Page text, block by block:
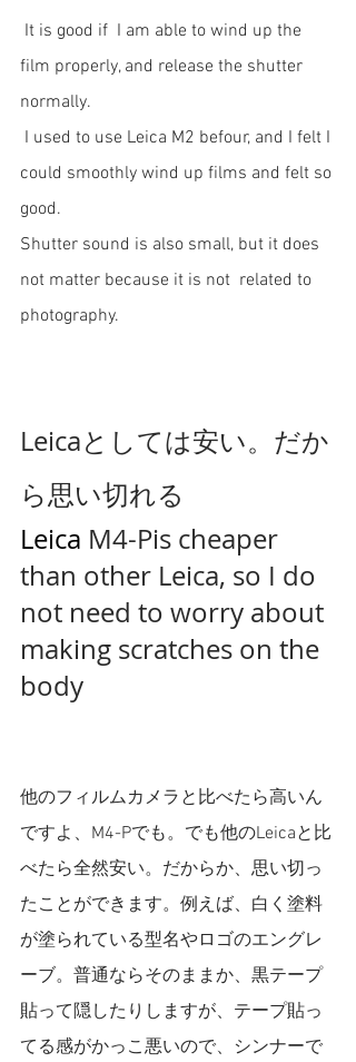
It is good if  I am able to wind up the
film properly, and release the shutter
normally.
I used to use Leica M2 befour, and I felt I
could smoothly wind up films and felt so
good.
Shutter sound is also small, but it does
not matter because it is not  related to
photography.
Leicaとしては安い。だか
ら思い切れる
Leica M4-Pis cheaper
than other Leica, so I do
not need to worry about
making scratches on the
body
他のフィルムカメラと比べたら高いん
ですよ、M4-Pでも。でも他のLeicaと比
べたら全然安い。だからか、思い切っ
たことができます。例えば、白く塗料
が塗られている型名やロゴのエングレ
ーブ。普通ならそのままか、黒テープ
貼って隠したりしますが、テープ貼っ
てる感がかっこ悪いので、シンナーで